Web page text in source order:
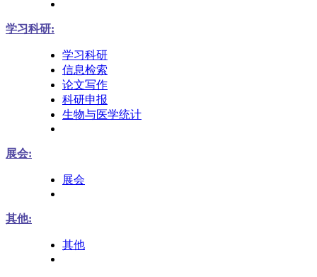
学习科研:
学习科研
信息检索
论文写作
科研申报
生物与医学统计
展会:
展会
其他:
其他